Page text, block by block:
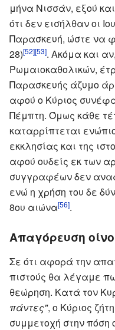
μήνα Νισσάν, εξού
ότι δεν εισήλθαν οι
Παρασκευή, ώστε να
28)[52][53]. Ακόμα και
Ρωμαιοκαθολικών,
Παρασκευής άζυμο
αφού ο Κύριος
Πέμπτη. Όμως κάθε
καταρρίπτεται
εκκλησίας και της
αφού ουδείς εκ των
συγγραφέων δεν
ενώ η χρήση του δε
8ου αιώνα[56].
Απαγόρευση
Σε ότι αφορά την
πιστούς θα λέγαμε
θεώρηση. Κατά τον
πάντες", ο Κύριος
συμμετοχή στην πόση